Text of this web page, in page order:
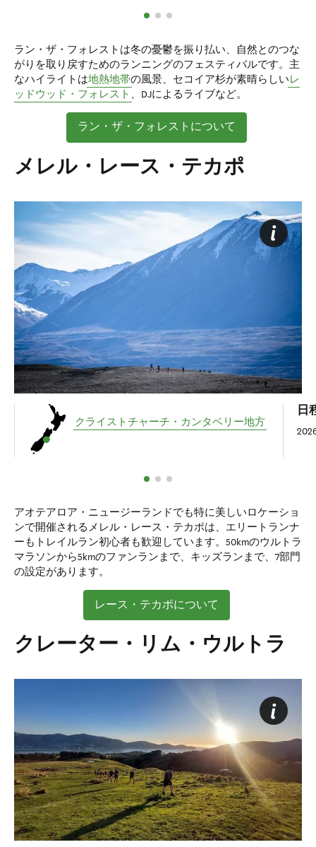
ラン・ザ・フォレストは冬の憂鬱を振り払い、自然とのつな
がりを取り戻すためのランニングのフェスティバルです。主
なハイライトは地熱地帯の風景、セコイア杉が素晴らしいレ
ッドウッド・フォレスト 、DJによるライブなど。
ラン・ザ・フォレストについて
メレル・レース・テカポ
クライストチャーチ ・カンタベリー地方
日
アオテアロア・ニュージーランドでも特に美しいロケーショ
ンで開催されるメレル・レース・テカポは、エリートランナ
ーもトレイルラン初心者も歓迎しています。50kmのウルトラ
マラソンから5kmのファンランまで、キッズランまで、7部門
の設定があります。
レース・テカポについて
クレーター・リム・ウルトラ